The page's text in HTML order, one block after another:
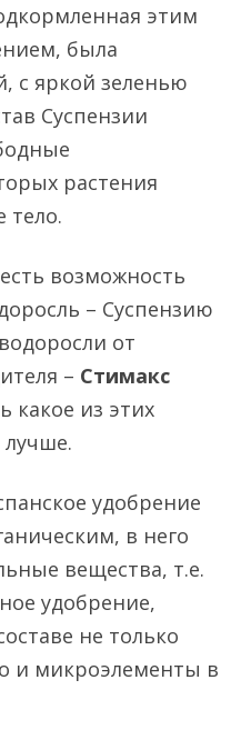
этим
была
с яркой зеленью
Суспензии
растения
тело.
возможность
– Суспензию
от
– Стимакс
какое из этих
удобрение
в него
вещества, т.е.
удобрение,
не только
и микроэлементы в